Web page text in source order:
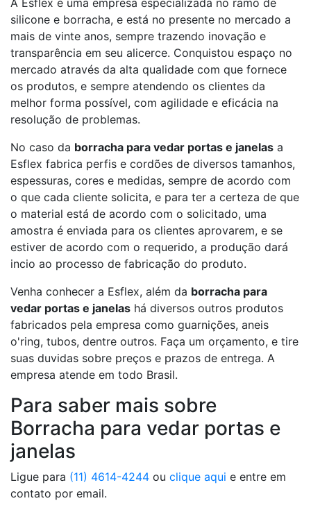
silicone e borracha, e está no presente no mercado a
mais de vinte anos, sempre trazendo inovação e
transparência em seu alicerce. Conquistou espaço no
mercado através da alta qualidade com que fornece
os produtos, e sempre atendendo os clientes da
melhor forma possível, com agilidade e eficácia na
resolução de problemas.
No caso da borracha para vedar portas e janelas a
Esflex fabrica perfis e cordões de diversos tamanhos,
espessuras, cores e medidas, sempre de acordo com
o que cada cliente solicita, e para ter a certeza de que
o material está de acordo com o solicitado, uma
amostra é enviada para os clientes aprovarem, e se
estiver de acordo com o requerido, a produção dará
incio ao processo de fabricação do produto.
Venha conhecer a Esflex, além da borracha para
vedar portas e janelas há diversos outros produtos
fabricados pela empresa como guarnições, aneis
o'ring, tubos, dentre outros. Faça um orçamento, e tire
suas duvidas sobre preços e prazos de entrega. A
empresa atende em todo Brasil.
Para saber mais sobre
Borracha para vedar portas e
janelas
Ligue para (11) 4614-4244 ou clique aqui e entre em
contato por email.